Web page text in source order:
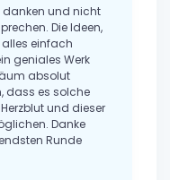
danken und nicht
Die Ideen,
einfach
geniales Werk
absolut
dass es solche
und dieser
Danke
Runde